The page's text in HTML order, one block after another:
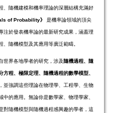
、隨機建模和機率理論的深層結構充滿好
of Probability》 是機率論領域的頂尖
注於發表機率論的最新研究成果，涵蓋理
、隨機模型及其應用等廣泛範疇。
世界各地學者的研究，涉及 隨機過程、隨
方程、極限定理、隨機過程的數學模型、
並強調這些理論在物理學、工程學、生物
中的應用。無論你是數學家、物理學家、
對隨機模型與隨機過程感興趣的學者，這